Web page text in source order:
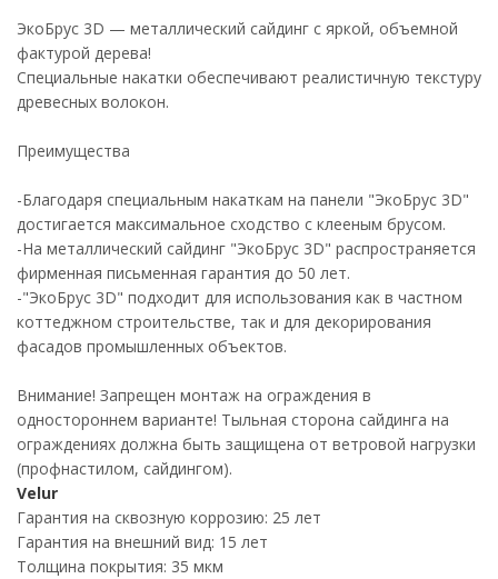
ЭкоБрус 3D — металлический сайдинг с яркой, объемной
фактурой дерева!
Специальные накатки обеспечивают реалистичную текстуру
древесных волокон.
Преимущества
-Благодаря специальным накаткам на панели "ЭкоБрус 3D"
достигается максимальное сходство с клееным брусом.
-На металлический сайдинг "ЭкоБрус 3D" распространяется
фирменная письменная гарантия до 50 лет.
-"ЭкоБрус 3D" подходит для использования как в частном
коттеджном строительстве, так и для декорирования
фасадов промышленных объектов.
Внимание! Запрещен монтаж на ограждения в
одностороннем варианте! Тыльная сторона сайдинга на
ограждениях должна быть защищена от ветровой нагрузки
(профнастилом, сайдингом).
Velur
Гарантия на сквозную коррозию: 25 лет
Гарантия на внешний вид: 15 лет
Толщина покрытия: 35 мкм